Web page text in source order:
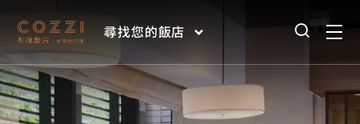
尋找您的飯店